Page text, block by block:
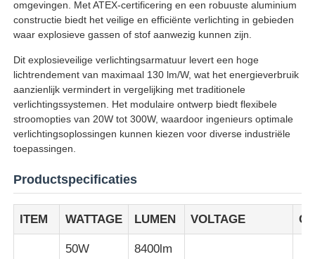
Thuis
Over ons
Fabrieksreis
omgevingen. Met ATEX-certificering en een robuuste aluminium
constructie biedt het veilige en efficiënte verlichting in gebieden
waar explosieve gassen of stof aanwezig kunnen zijn.
Dit explosieveilige verlichtingsarmatuur levert een hoge
lichtrendement van maximaal 130 lm/W, wat het energieverbruik
aanzienlijk vermindert in vergelijking met traditionele
verlichtingssystemen. Het modulaire ontwerp biedt flexibele
stroomopties van 20W tot 300W, waardoor ingenieurs optimale
verlichtingsoplossingen kunnen kiezen voor diverse industriële
toepassingen.
Productspecificaties
ITEM WATTAGE LUMEN VOLTAGE
50W 8400lm